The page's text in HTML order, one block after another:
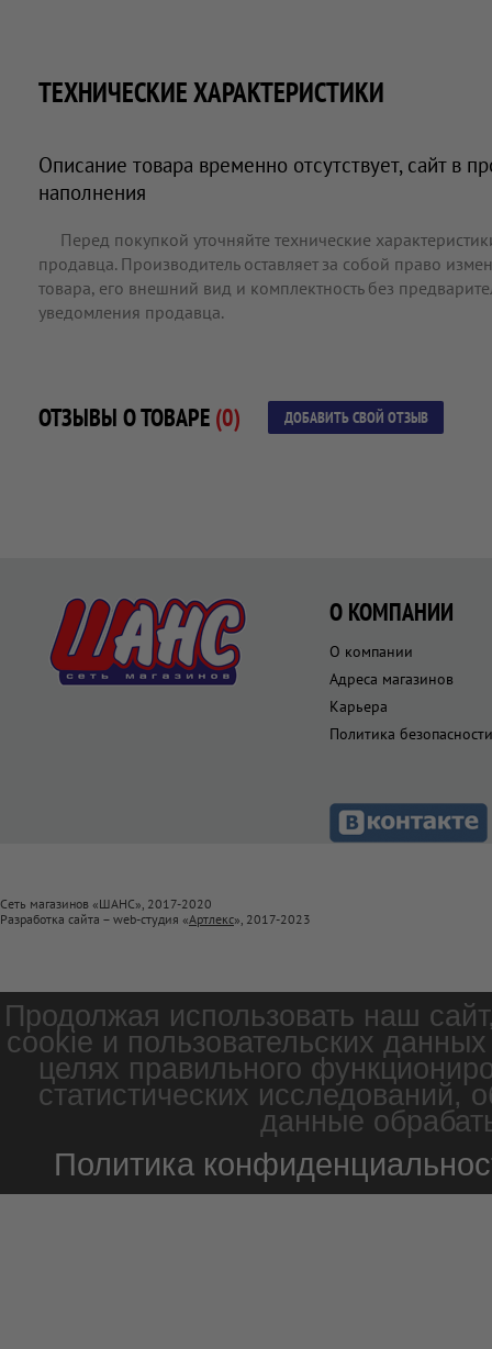
ТЕХНИЧЕСКИЕ ХАРАКТЕРИСТИКИ
Описание товара временно отсутствует, сайт в
наполнения
Перед покупкой уточняйте технические
продавца. Производитель оставляет за собой право
товара, его внешний вид и комплектность без
уведомления продавца.
ОТЗЫВЫ О ТОВАРЕ (0) ДОБАВИТЬ СВОЙ ОТЗЫВ
О КОМПАНИИ
О компании
Адреса магазинов
Карьера
Политика безопасности
Сеть магазинов «ШАНС», 2017-2020
Разработка сайта – web-студия «Артлекс», 2017-2023
Продолжая использовать наш
cookie и пользовательских
целях правильного
статистических
данные
Политика